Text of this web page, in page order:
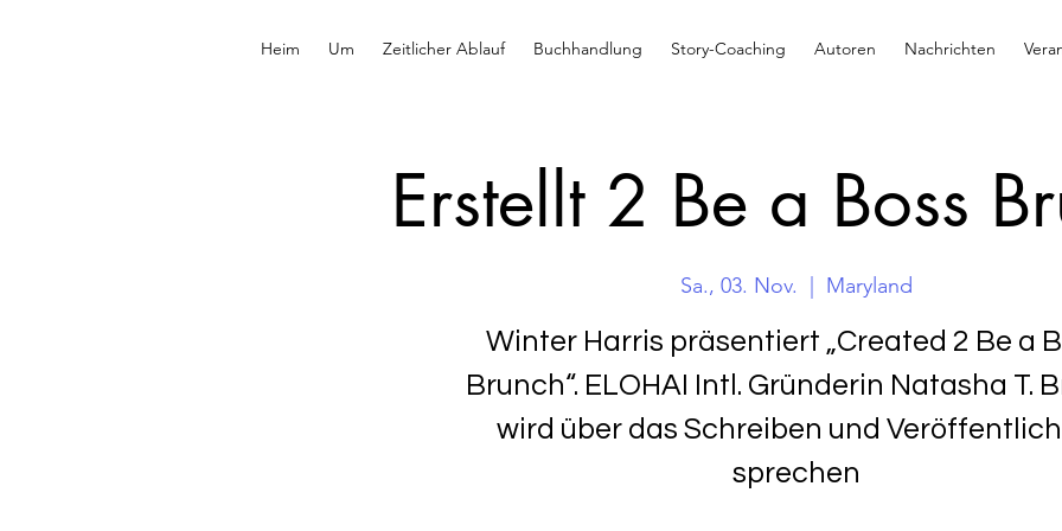
Heim Um Zeitlicher Ablauf Buchhandlung Story-Coaching Autoren Nachrichten
Erstellt 2 Be a Boss
Sa., 03. Nov. Maryland
Winter Harris präsentiert „Created 2 Be a
Brunch“. ELOHAI Intl. Gründerin Natasha T.
wird über das Schreiben und
sprechen